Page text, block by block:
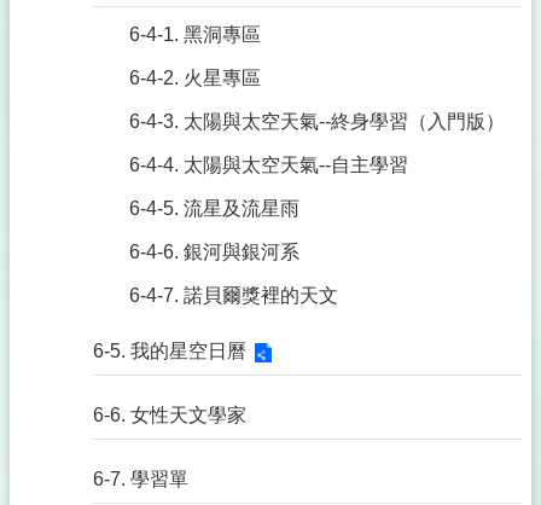
6-4-1. 黑洞專區
6-4-2. 火星專區
6-4-3. 太陽與太空天氣--終身學習（入門版）
6-4-4. 太陽與太空天氣--自主學習
6-4-5. 流星及流星雨
6-4-6. 銀河與銀河系
6-4-7. 諾貝爾獎裡的天文
6-5. 我的星空日曆
6-6. 女性天文學家
6-7. 學習單